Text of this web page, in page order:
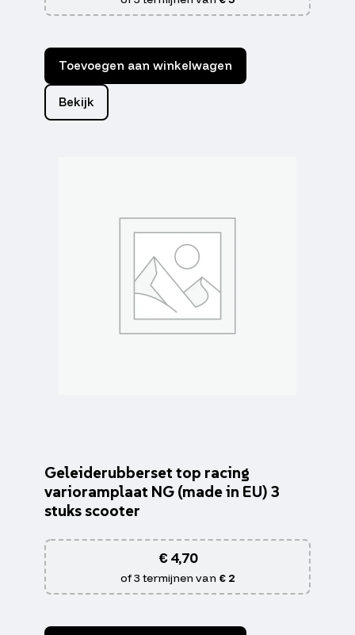
Toevoegen aan winkelwagen
Bekijk
Geleiderubberset top racing
varioramplaat NG (made in EU) 3
stuks scooter
€4,70
of 3 termijnen van € 2